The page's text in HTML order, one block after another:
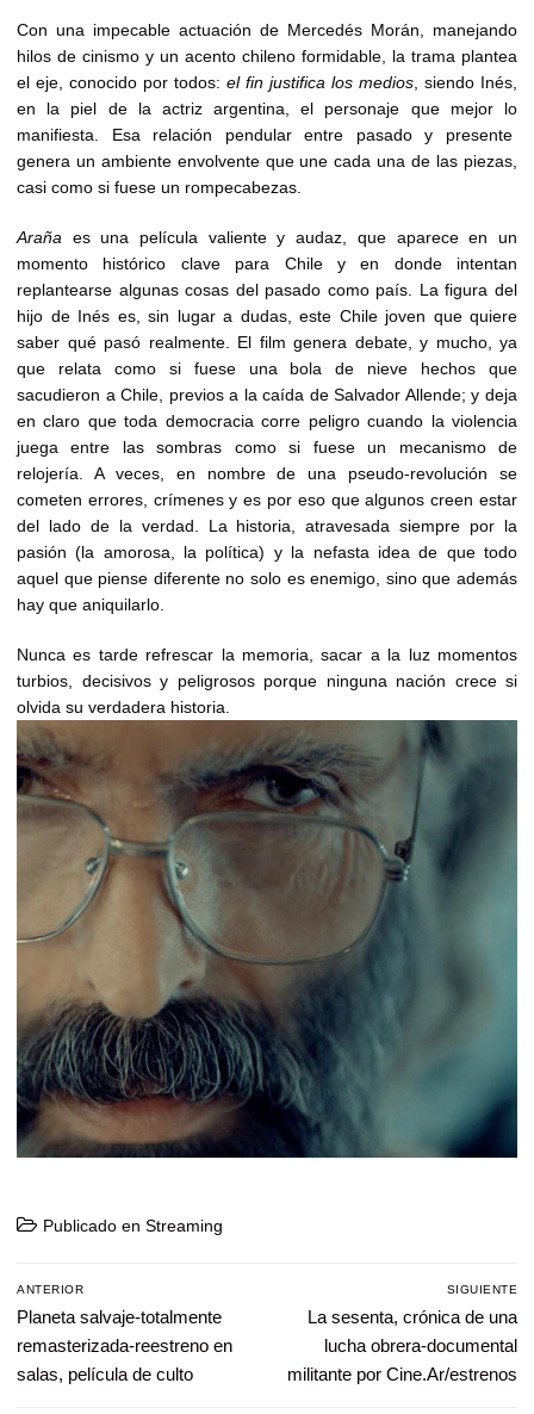
Con una impecable actuación de Mercedés Morán, manejando
hilos de cinismo y un acento chileno formidable, la trama plantea
el eje, conocido por todos: el fin justifica los medios, siendo Inés,
en la piel de la actriz argentina, el personaje que mejor lo
manifiesta. Esa relación pendular entre pasado y presente
genera un ambiente envolvente que une cada una de las piezas,
casi como si fuese un rompecabezas.
Araña es una película valiente y audaz, que aparece en un
momento histórico clave para Chile y en donde intentan
replantearse algunas cosas del pasado como país. La figura del
hijo de Inés es, sin lugar a dudas, este Chile joven que quiere
saber qué pasó realmente. El film genera debate, y mucho, ya
que relata como si fuese una bola de nieve hechos que
sacudieron a Chile, previos a la caída de Salvador Allende; y deja
en claro que toda democracia corre peligro cuando la violencia
juega entre las sombras como si fuese un mecanismo de
relojería. A veces, en nombre de una pseudo-revolución se
cometen errores, crímenes y es por eso que algunos creen estar
del lado de la verdad. La historia, atravesada siempre por la
pasión (la amorosa, la política) y la nefasta idea de que todo
aquel que piense diferente no solo es enemigo, sino que además
hay que aniquilarlo.
Nunca es tarde refrescar la memoria, sacar a la luz momentos
turbios, decisivos y peligrosos porque ninguna nación crece si
olvida su verdadera historia.
Publicado en Streaming
Navegación
de
entradas
ANTERIOR
Entrada
anterior:
Planeta salvaje-totalmente
remasterizada-reestreno en
salas, película de culto
SIGUIENTE
Entrada
siguiente:
La sesenta, crónica de una
lucha obrera-documental
militante por Cine.Ar/estrenos